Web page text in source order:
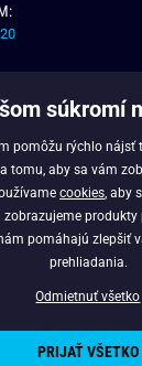
súkromí
pomôžu rýchlo nájsť
tomu, aby sa vám
cookies , aby
zobrazujeme
pomáhajú zlepšiť
prehliadania.
Odmietnuť všetko
PRIJAŤ VŠETKO